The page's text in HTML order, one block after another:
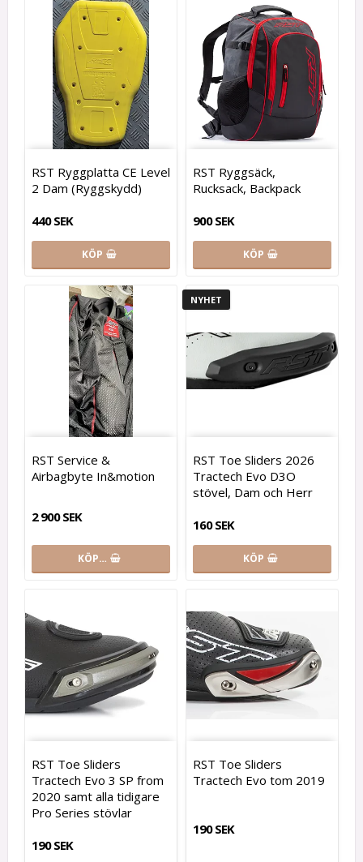
RST Ryggplatta CE Level
2 Dam (Ryggskydd)
440 SEK
KÖP
RST Ryggsäck,
Rucksack, Backpack
900 SEK
KÖP
RST Service &
Airbagbyte In&motion
2 900 SEK
KÖP…
NYHET
RST Toe Sliders 2026
Tractech Evo D3O
stövel, Dam och Herr
160 SEK
KÖP
RST Toe Sliders
Tractech Evo 3 SP from
2020 samt alla tidigare
Pro Series stövlar
190 SEK
RST Toe Sliders
Tractech Evo tom 2019
190 SEK